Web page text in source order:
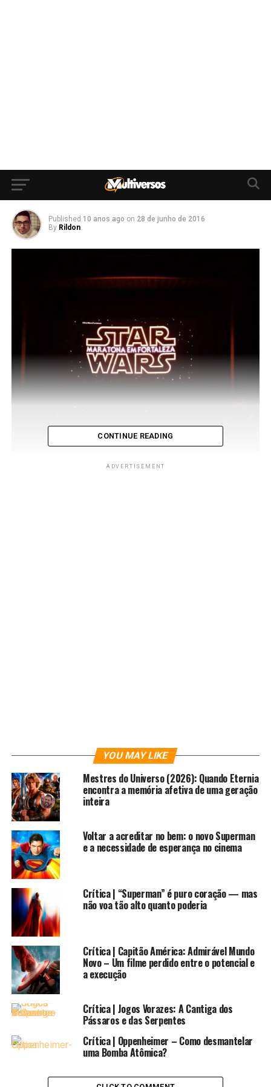
Published 10 anos ago on 28 de junho de 2016
By Rildon
O evento foi totalmente gratuito, onde os interessados
deveriam fazer um pré-cadastro, onde receberam uma
mensagem por e-mail para buscar sua valiosa entrada. A
prefeitura de Fortaleza disponibilizou linhas de ônibus
exclusivas para levar os fãs ao local de exibição. Foi a
força agindo no trânsito de Fortaleza.
E ao chegar lá, e entrar nesse lugar tão lindo que é o
Cine São Luiz, me senti completamente imerso nessa
atmosfera. Seria a primeira vez que eu veria os episódios
clássicos no cinema. E amigos, eles foram feitos para
CONTINUE READING
ADVERTISEMENT
YOU MAY LIKE
Mestres do Universo (2026): Quando Eternia
encontra a memória afetiva de uma geração
inteira
Voltar a acreditar no bem: o novo Superman
e a necessidade de esperança no cinema
Crítica | “Superman” é puro coração — mas
não voa tão alto quanto poderia
Crítica | Capitão América: Admirável Mundo
Novo – Um filme perdido entre o potencial e
a execução
Crítica | Jogos Vorazes: A Cantiga dos
Pássaros e das Serpentes
Crítica | Oppenheimer – Como desmantelar
uma Bomba Atômica?